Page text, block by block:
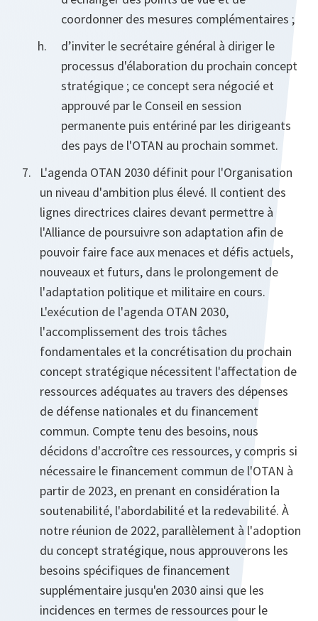
coordonner des mesures complémentaires ;
d’inviter le secrétaire général à diriger le
processus d'élaboration du prochain concept
stratégique ; ce concept sera négocié et
approuvé par le Conseil en session
permanente puis entériné par les dirigeants
des pays de l'OTAN au prochain sommet.
L'agenda OTAN 2030 définit pour l'Organisation
un niveau d'ambition plus élevé. Il contient des
lignes directrices claires devant permettre à
l'Alliance de poursuivre son adaptation afin de
pouvoir faire face aux menaces et défis actuels,
nouveaux et futurs, dans le prolongement de
l'adaptation politique et militaire en cours.
L'exécution de l'agenda OTAN 2030,
l'accomplissement des trois tâches
fondamentales et la concrétisation du prochain
concept stratégique nécessitent l'affectation de
ressources adéquates au travers des dépenses
de défense nationales et du financement
commun. Compte tenu des besoins, nous
décidons d'accroître ces ressources, y compris si
nécessaire le financement commun de l'OTAN à
partir de 2023, en prenant en considération la
soutenabilité, l'abordabilité et la redevabilité. À
notre réunion de 2022, parallèlement à l'adoption
du concept stratégique, nous approuverons les
besoins spécifiques de financement
supplémentaire jusqu'en 2030 ainsi que les
incidences en termes de ressources pour le